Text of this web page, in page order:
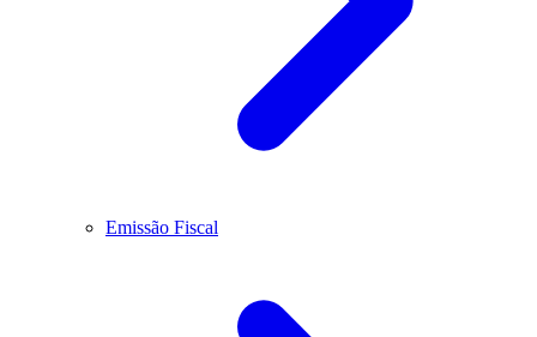
Emissão Fiscal